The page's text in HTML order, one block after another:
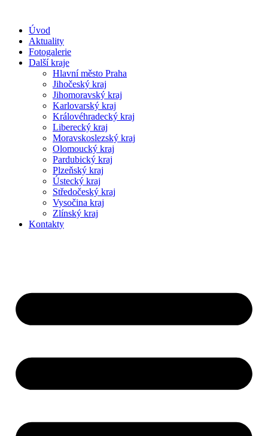
Úvod
Aktuality
Fotogalerie
Další kraje
Hlavní město Praha
Jihočeský kraj
Jihomoravský kraj
Karlovarský kraj
Královéhradecký kraj
Liberecký kraj
Moravskoslezský kraj
Olomoucký kraj
Pardubický kraj
Plzeňský kraj
Ústecký kraj
Středočeský kraj
Vysočina kraj
Zlínský kraj
Kontakty